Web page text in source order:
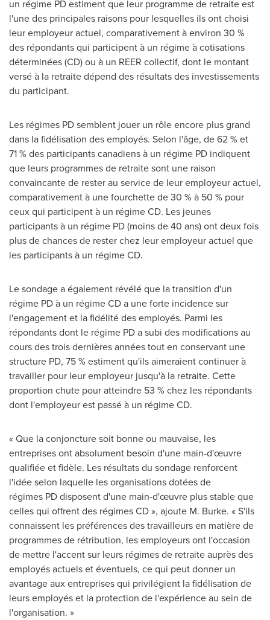
un régime PD estiment que leur programme de retraite est
l'une des principales raisons pour lesquelles ils ont choisi
leur employeur actuel, comparativement à environ 30 %
des répondants qui participent à un régime à cotisations
déterminées (CD) ou à un REER collectif, dont le montant
versé à la retraite dépend des résultats des investissements
du participant.
Les régimes PD semblent jouer un rôle encore plus grand
dans la fidélisation des employés. Selon l'âge, de 62 % et
71 % des participants canadiens à un régime PD indiquent
que leurs programmes de retraite sont une raison
convaincante de rester au service de leur employeur actuel,
comparativement à une fourchette de 30 % à 50 % pour
ceux qui participent à un régime CD. Les jeunes
participants à un régime PD (moins de 40 ans) ont deux fois
plus de chances de rester chez leur employeur actuel que
les participants à un régime CD.
Le sondage a également révélé que la transition d'un
régime PD à un régime CD a une forte incidence sur
l'engagement et la fidélité des employés. Parmi les
répondants dont le régime PD a subi des modifications au
cours des trois dernières années tout en conservant une
structure PD, 75 % estiment qu'ils aimeraient continuer à
travailler pour leur employeur jusqu'à la retraite. Cette
proportion chute pour atteindre 53 % chez les répondants
dont l'employeur est passé à un régime CD.
« Que la conjoncture soit bonne ou mauvaise, les
entreprises ont absolument besoin d'une main-d'œuvre
qualifiée et fidèle. Les résultats du sondage renforcent
l'idée selon laquelle les organisations dotées de
régimes PD disposent d'une main-d'œuvre plus stable que
celles qui offrent des régimes CD », ajoute M. Burke. « S'ils
connaissent les préférences des travailleurs en matière de
programmes de rétribution, les employeurs ont l'occasion
de mettre l'accent sur leurs régimes de retraite auprès des
employés actuels et éventuels, ce qui peut donner un
avantage aux entreprises qui privilégient la fidélisation de
leurs employés et la protection de l'expérience au sein de
l'organisation. »